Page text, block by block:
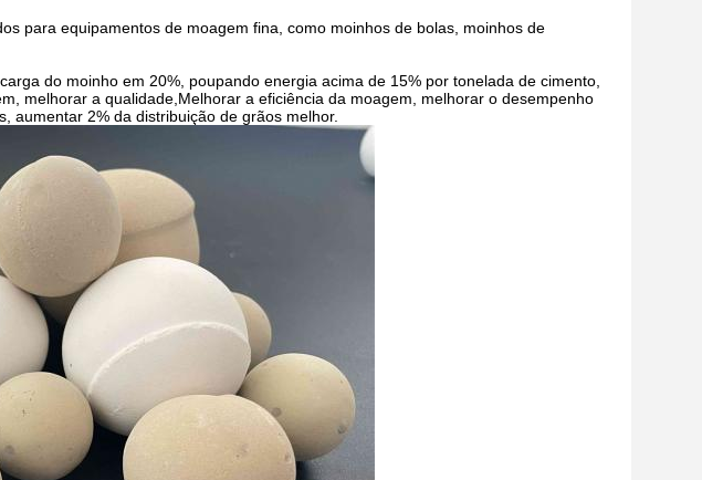
para equipamentos de moagem fina, como moinhos de bolas, moinhos de
do moinho em 20%, poupando energia acima de 15% por tonelada de cimento,
melhorar a qualidade,Melhorar a eficiência da moagem, melhorar o desempenho
aumentar 2% da distribuição de grãos melhor.